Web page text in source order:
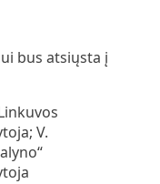
bus atsiųsta į
V.